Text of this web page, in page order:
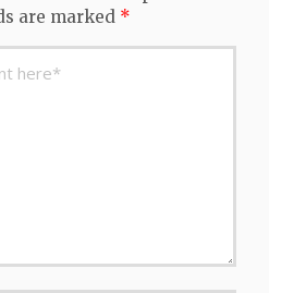
are marked *